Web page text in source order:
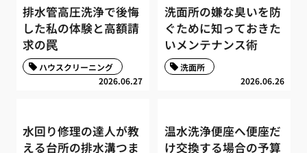
排水管高圧洗浄で後悔
した私の体験と高額請
求の罠
2026.06.27
ハウスクリーニング
洗面所の嫌な臭いを防
ぐために知っておきた
いメンテナンス術
2026.06.26
洗面所
水回り修理の達人が教
える台所の排水溝つま
温水洗浄便座へ便座だ
け交換する場合の予算